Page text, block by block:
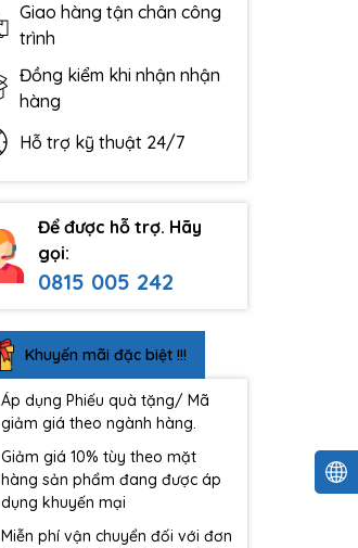
Giao hàng tận chân công
trình
Đồng kiểm khi nhận nhận
hàng
Hỗ trợ kỹ thuật 24/7
Để được hỗ trợ. Hãy
gọi:
0815 005 242
Khuyến mãi đặc biệt !!!
Áp dụng Phiếu quà tặng/ Mã
giảm giá theo ngành hàng.
Giảm giá 10% tùy theo mặt
hàng sản phẩm đang được áp
dụng khuyến mại
Miễn phí vận chuyển đối với đơn